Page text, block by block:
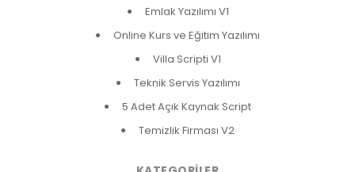
Emlak Yazılımı V1
Online Kurs ve Eğitim Yazılımı
Villa Scripti V1
Teknik Servis Yazılımı
5 Adet Açık Kaynak Script
Temizlik Firması V2